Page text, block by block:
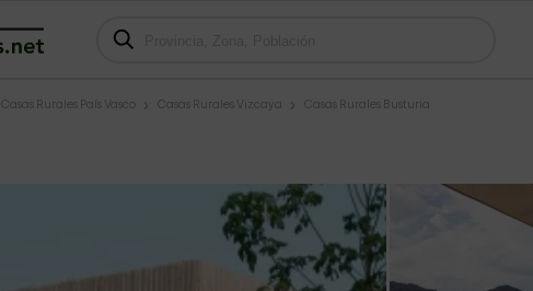
Casas Rurales País Vasco Casas Rurales Vizcaya Casas Rurales Busturia